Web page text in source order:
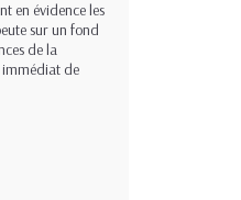
en évidence les
sur un fond
de la
immédiat de